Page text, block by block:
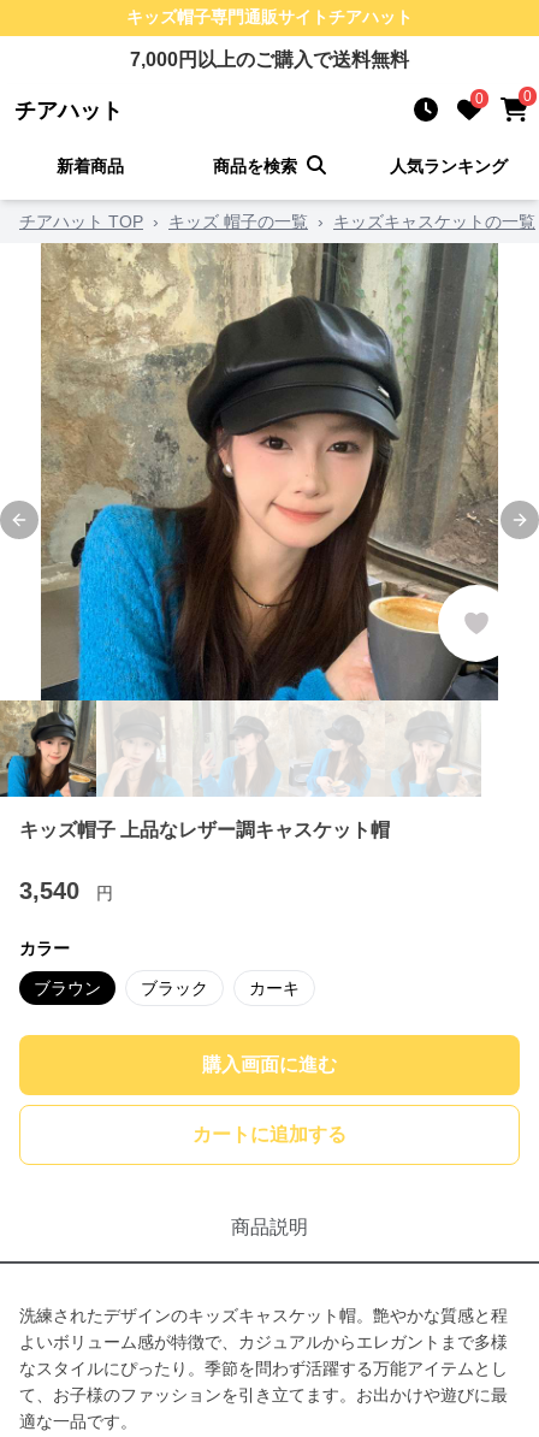
キッズ帽子専門通販サイトチアハット
7,000円以上のご購入で送料無料
チアハット 0 0
新着商品 商品を検索 人気ランキング
チアハット TOP › キッズ 帽子の一覧 › キッズキャスケットの一覧
Previous slide
キッズ帽子 上品なレザー調キャスケット帽
3,540 円
カラー
ブラウン ブラック カーキ
購入画面に進む
カートに追加する
商品説明
洗練されたデザインのキッズキャスケット帽。艶やかな質感と程
よいボリューム感が特徴で、カジュアルからエレガントまで多様
なスタイルにぴったり。季節を問わず活躍する万能アイテムとし
て、お子様のファッションを引き立てます。お出かけや遊びに最
適な一品です。